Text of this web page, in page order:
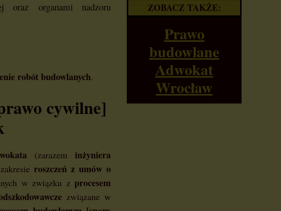
ZOBACZ TAKŻE:
Prawo
budowlane
Adwokat
Wrocław
oraz organami nadzoru
robót budowlanych.
cywilne]
(zarazeminżyniera
roszczeń z umów o
w związku zprocesem
związane w